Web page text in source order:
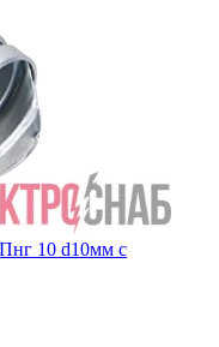
10 d10мм с